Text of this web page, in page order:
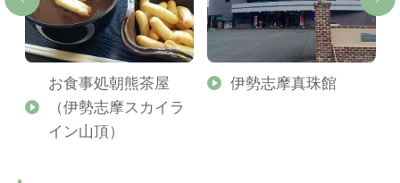
お食事処朝熊茶屋
（伊勢志摩スカイラ
イン山頂）
伊勢志摩真珠館